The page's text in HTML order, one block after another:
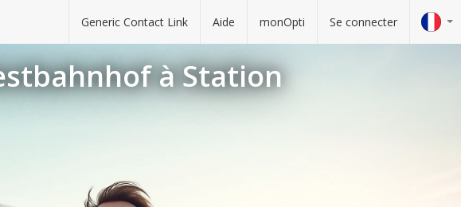
Generic Contact Link Aide monOpti Se connecter
à Station